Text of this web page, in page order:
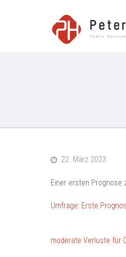
22. März 2023
Einer ersten Prognose
Umfrage: Erste
moderate Verluste für